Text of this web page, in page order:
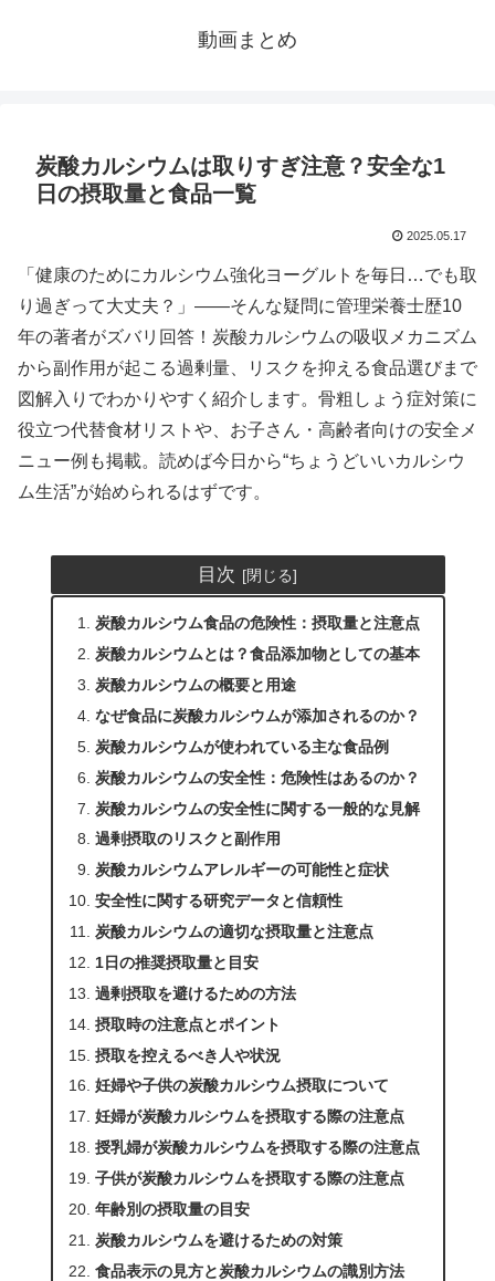
動画まとめ
炭酸カルシウムは取りすぎ注意？安全な1
日の摂取量と食品一覧
2025.05.17
「健康のためにカルシウム強化ヨーグルトを毎日…でも取
り過ぎって大丈夫？」――そんな疑問に管理栄養士歴10
年の著者がズバリ回答！炭酸カルシウムの吸収メカニズム
から副作用が起こる過剰量、リスクを抑える食品選びまで
図解入りでわかりやすく紹介します。骨粗しょう症対策に
役立つ代替食材リストや、お子さん・高齢者向けの安全メ
ニュー例も掲載。読めば今日から“ちょうどいいカルシウ
ム生活”が始められるはずです。
目次
炭酸カルシウム食品の危険性：摂取量と注意点
炭酸カルシウムとは？食品添加物としての基本
炭酸カルシウムの概要と用途
なぜ食品に炭酸カルシウムが添加されるのか？
炭酸カルシウムが使われている主な食品例
炭酸カルシウムの安全性：危険性はあるのか？
炭酸カルシウムの安全性に関する一般的な見解
過剰摂取のリスクと副作用
炭酸カルシウムアレルギーの可能性と症状
安全性に関する研究データと信頼性
炭酸カルシウムの適切な摂取量と注意点
1日の推奨摂取量と目安
過剰摂取を避けるための方法
摂取時の注意点とポイント
摂取を控えるべき人や状況
妊婦や子供の炭酸カルシウム摂取について
妊婦が炭酸カルシウムを摂取する際の注意点
授乳婦が炭酸カルシウムを摂取する際の注意点
子供が炭酸カルシウムを摂取する際の注意点
年齢別の摂取量の目安
炭酸カルシウムを避けるための対策
食品表示の見方と炭酸カルシウムの識別方法